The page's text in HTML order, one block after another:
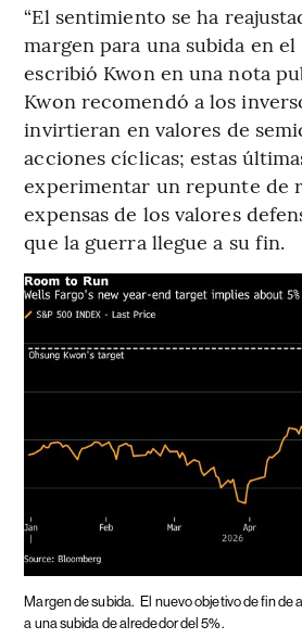
“El sentimiento se ha
margen para una subida en el
escribió Kwon en una nota
Kwon recomendó a los
invirtieran en valores de
acciones cíclicas; estas
experimentar un repunte de
expensas de los valores
que la guerra llegue a su fin.
Margen de subida. El nuevo objetivo de fin de
a una subida de alrededor del 5%.